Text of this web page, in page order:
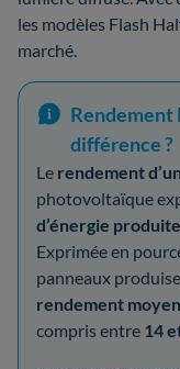
les modèles Flash
marché.
Rendement
différence ?
Le rendement
photovoltaïque
d’énergie
Exprimée en
panneaux
rendement moyen
compris entre 14